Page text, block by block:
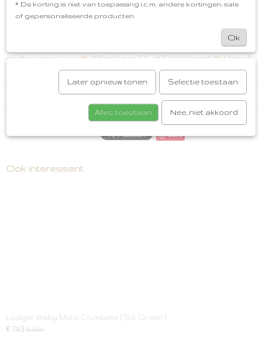
Gratis
cadeauservice
Afhalen in Oud-Beijerland
Vanaf
€50,00 gratis verzenden
Save
Ook interessant
Lodger Baby Muts Ciumbelle [ Silt Green ]
€ 7,43 € 9,90
* De korting is niet van toepassing i.c.m. andere kortingen, sale
of gepersonaliseerde producten.
Ok
Later opnieuw tonen Selectie toestaan
Alles toestaan Nee, niet akkoord